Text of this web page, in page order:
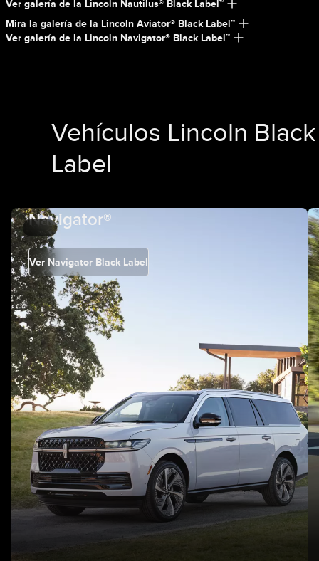
Ver galería de la Lincoln Navigator® Black Label™
Mira la galería de la Lincoln Aviator® Black Label™
Ver galería de la Lincoln Nautilus® Black Label™
Vehículos Lincoln Black
Label
Navigator®
Ver Navigator Black Label